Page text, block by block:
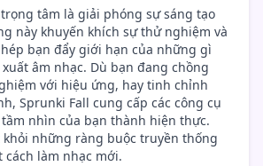
tâm là giải phóng sự sáng tạo
này khuyến khích sự thử nghiệm và
bạn đẩy giới hạn của những gì
âm nhạc. Dù bạn đang chồng
với hiệu ứng, hay tinh chỉnh
Sprunki Fall cung cấp các công cụ
nhìn của bạn thành hiện thực.
những ràng buộc truyền thống
cách làm nhạc mới.